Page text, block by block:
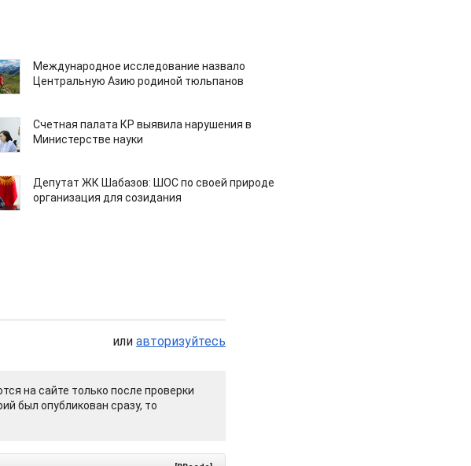
Международное исследование назвало
Центральную Азию родиной тюльпанов
Счетная палата КР выявила нарушения в
Министерстве науки
Депутат ЖК Шабазов: ШОС по своей природе
организация для созидания
или авторизуйтесь
на сайте только после проверки
был опубликован сразу, то